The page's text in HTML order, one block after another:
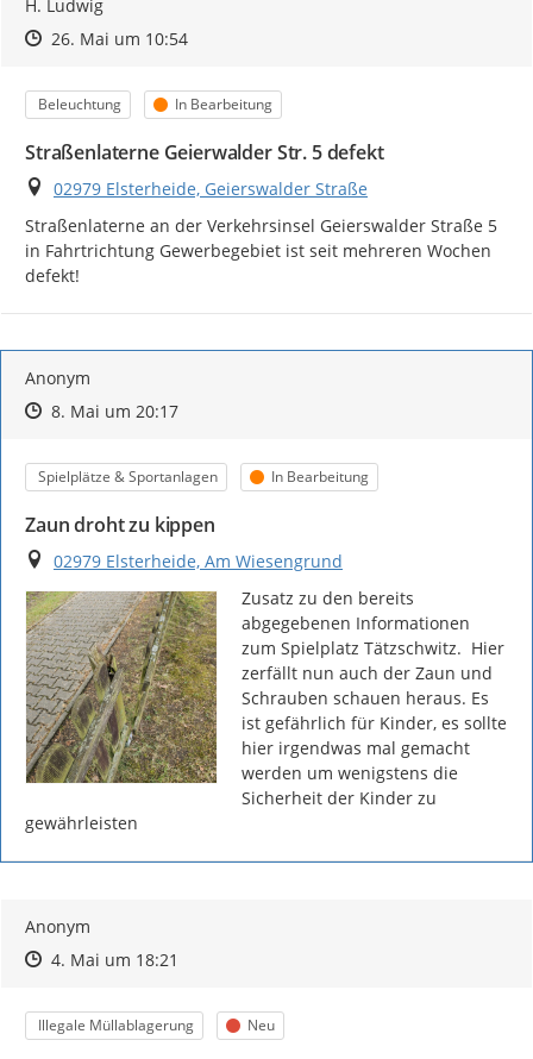
H. Ludwig
Zeitpunkt des Erstellens
Zeitpunkt des Erstellens
26. Mai um 10:54Zur Äußerung
Kategorie
Beleuchtung Status
In Bearbeitung
Straßenlaterne Geierwalder Str. 5 defekt
Ort
02979 Elsterheide, Geierswalder Straße
Straßenlaterne an der Verkehrsinsel Geierswalder Straße 5
in Fahrtrichtung Gewerbegebiet ist seit mehreren Wochen
defekt!
Anonym
Zeitpunkt des Erstellens
Zeitpunkt des Erstellens
8. Mai um 20:17Zur Äußerung
Kategorie
Spielplätze & Sportanlagen Status
In Bearbeitung
Zaun droht zu kippen
Ort
02979 Elsterheide, Am Wiesengrund
Zusatz zu den bereits
abgegebenen Informationen
zum Spielplatz Tätzschwitz.  Hier
zerfällt nun auch der Zaun und
Schrauben schauen heraus. Es
ist gefährlich für Kinder, es sollte
hier irgendwas mal gemacht
werden um wenigstens die
Sicherheit der Kinder zu
gewährleisten
Anonym
Zeitpunkt des Erstellens
Zeitpunkt des Erstellens
4. Mai um 18:21
Kategorie
Illegale Müllablagerung Status
Neu